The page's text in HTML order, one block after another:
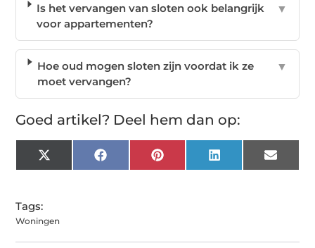
Is het vervangen van sloten ook belangrijk
voor appartementen?
▼
Hoe oud mogen sloten zijn voordat ik ze
moet vervangen?
▼
Goed artikel? Deel hem dan op:
X
(Twitter)
FacebookPinterest LinkedIn Email
Tags:
Woningen